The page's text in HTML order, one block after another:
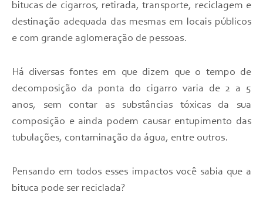
bitucas de cigarros, retirada, transporte, reciclagem e
destinação adequada das mesmas em locais públicos
e com grande aglomeração de pessoas.
Há diversas fontes em que dizem que o tempo de
decomposição da ponta do cigarro varia de 2 a 5
anos, sem contar as substâncias tóxicas da sua
composição e ainda podem causar entupimento das
tubulações, contaminação da água, entre outros.
Pensando em todos esses impactos você sabia que a
bituca pode ser reciclada?